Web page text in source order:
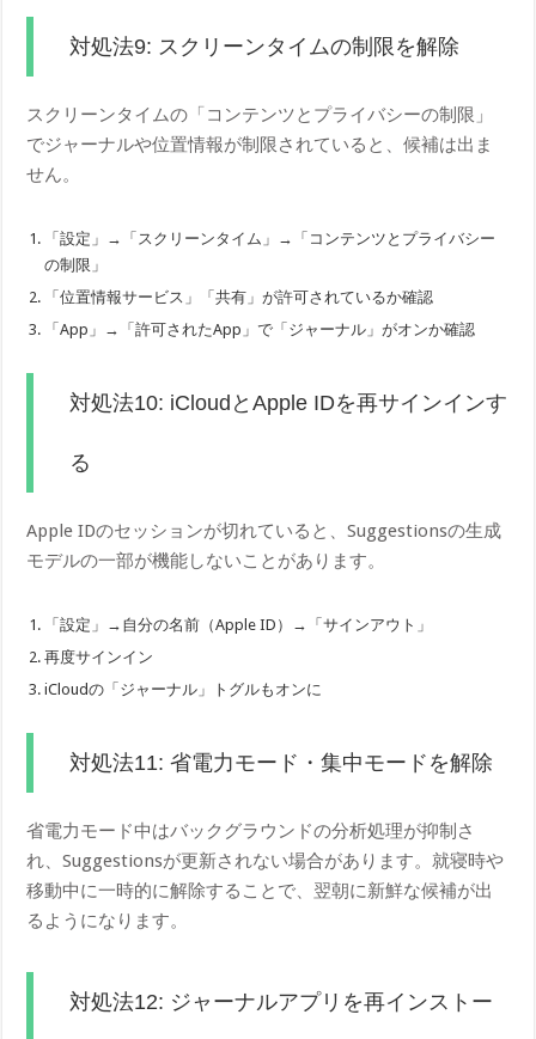
対処法9: スクリーンタイムの制限を解除
スクリーンタイムの「コンテンツとプライバシーの制限」
でジャーナルや位置情報が制限されていると、候補は出ま
せん。
「設定」→「スクリーンタイム」→「コンテンツとプライバシー
の制限」
「位置情報サービス」「共有」が許可されているか確認
「App」→「許可されたApp」で「ジャーナル」がオンか確認
対処法10: iCloudとApple IDを再サインインす
る
Apple IDのセッションが切れていると、Suggestionsの生成
モデルの一部が機能しないことがあります。
「設定」→自分の名前（Apple ID）→「サインアウト」
再度サインイン
iCloudの「ジャーナル」トグルもオンに
対処法11: 省電力モード・集中モードを解除
省電力モード中はバックグラウンドの分析処理が抑制さ
れ、Suggestionsが更新されない場合があります。就寝時や
移動中に一時的に解除することで、翌朝に新鮮な候補が出
るようになります。
対処法12: ジャーナルアプリを再インストー